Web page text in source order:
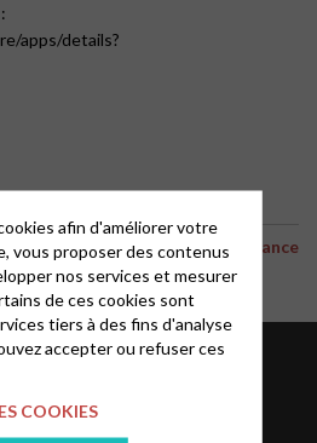
apps/details?
Caté en ligne et à distance
Le site National
afin d'améliorer votre
vous proposer des contenus
nos services et mesurer
de ces cookies sont
tiers à des fins d'analyse
accepter ou refuser ces
COOKIES